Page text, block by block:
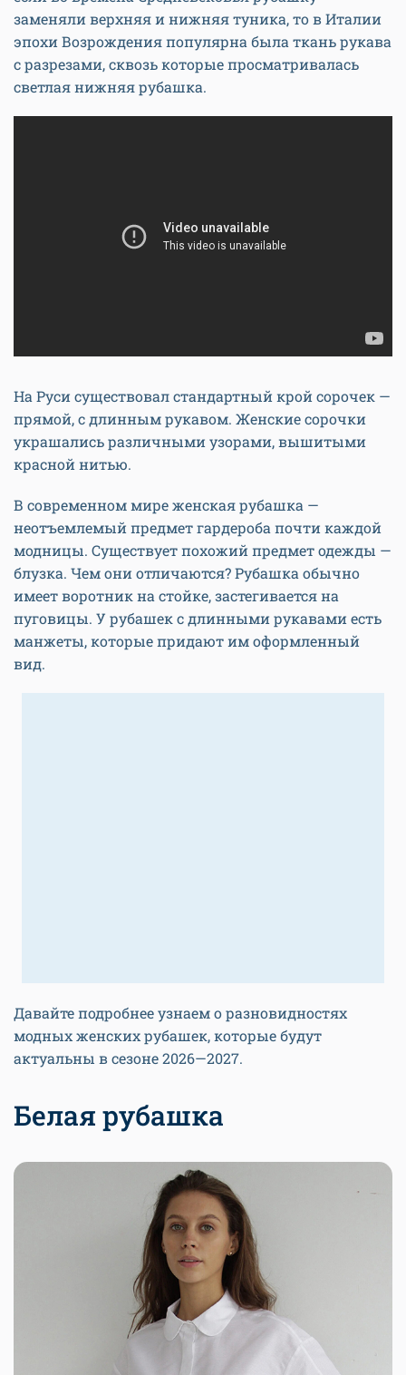
заменяли верхняя и нижняя туника, то в Италии
эпохи Возрождения популярна была ткань рукава
с разрезами, сквозь которые просматривалась
светлая нижняя рубашка.
На Руси существовал стандартный крой сорочек —
прямой, с длинным рукавом. Женские сорочки
украшались различными узорами, вышитыми
красной нитью.
В современном мире женская рубашка —
неотъемлемый предмет гардероба почти каждой
модницы. Существует похожий предмет одежды —
блузка. Чем они отличаются? Рубашка обычно
имеет воротник на стойке, застегивается на
пуговицы. У рубашек с длинными рукавами есть
манжеты, которые придают им оформленный
вид.
Давайте подробнее узнаем о разновидностях
модных женских рубашек, которые будут
актуальны в сезоне 2026—2027.
Белая рубашка